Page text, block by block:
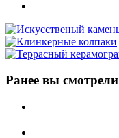
Ранее вы смотрели